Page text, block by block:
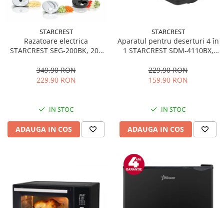
STARCREST
Razatoare electrica
STARCREST SEG-200BK, 200
349,90 RON
229,90 RON
IN STOC
ADAUGA IN COS
STARCREST
Aparatul pentru deserturi 4 în
1 STARCREST SDM-4110BX,
invelis ceramic pentru vafe,
nuci, gogosi si smile
229,90 RON
159,90 RON
IN STOC
ADAUGA IN COS